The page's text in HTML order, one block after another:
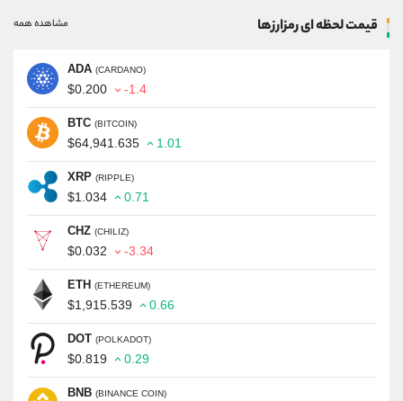
قیمت لحظه ای رمزارزها مشاهده همه
ADA (CARDANO)
$0.200 -1.4
BTC (BITCOIN)
$64,941.635 1.01
XRP (RIPPLE)
$1.034 0.71
CHZ (CHILIZ)
$0.032 -3.34
ETH (ETHEREUM)
$1,915.539 0.66
DOT (POLKADOT)
$0.819 0.29
BNB (BINANCE COIN)